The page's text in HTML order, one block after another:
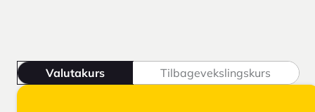
Valutakurs Tilbagevekslingskurs